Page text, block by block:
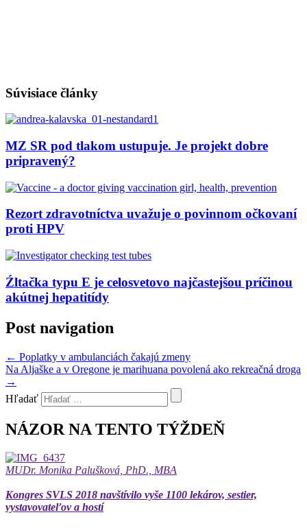
Súvisiace články
MZ SR pod tlakom ustupuje. Je projekt dobre
pripravený?
Rezort zdravotníctva uvažuje o povinnom očkovaní
proti HPV
Źltačka typu E je celosvetovo najčastejšou príčinou
akútnej hepatitídy
Post navigation
← Poplatky v ambulanciách čakajú zmeny
Na Aljaške a v Oregone je marihuana povolená ako rekreačná droga
→
Hľadať
NÁZOR NA TENTO TÝŽDEŇ
MUDr. Monika Palušková, PhD., MBA
Kongres SVLS 2018 navštívilo vyše 1100 lekárov, sestier,
vystavovateľov a hostí